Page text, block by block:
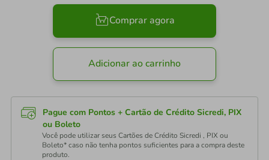
Comprar agora
Adicionar ao carrinho
Pague com Pontos + Cartão de Crédito Sicredi, PIX
ou Boleto
Você pode utilizar seus Cartões de Crédito Sicredi , PIX ou
Boleto* caso não tenha pontos suficientes para a compra deste
produto.